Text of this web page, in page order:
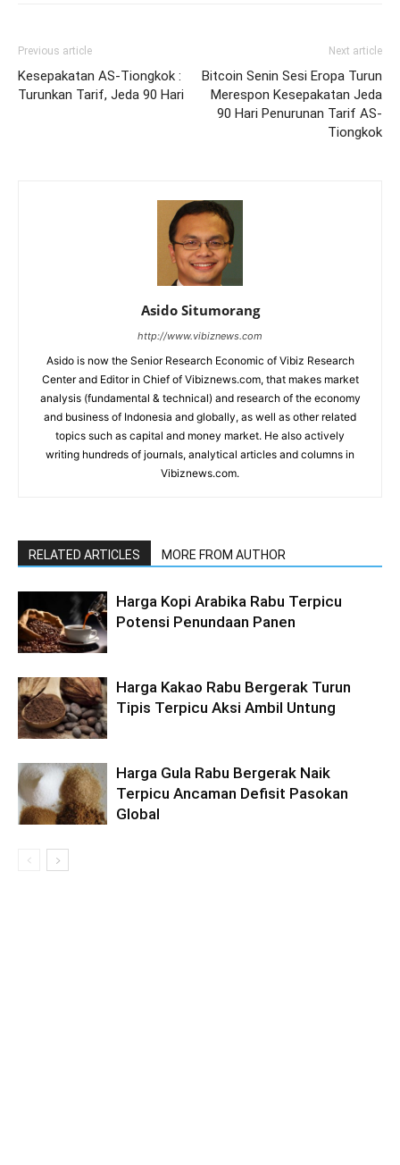
Previous article
Kesepakatan AS-Tiongkok :
Turunkan Tarif, Jeda 90 Hari
Next article
Bitcoin Senin Sesi Eropa Turun
Merespon Kesepakatan Jeda
90 Hari Penurunan Tarif AS-
Tiongkok
Asido Situmorang
http://www.vibiznews.com
Asido is now the Senior Research Economic of Vibiz Research
Center and Editor in Chief of Vibiznews.com, that makes market
analysis (fundamental & technical) and research of the economy
and business of Indonesia and globally, as well as other related
topics such as capital and money market. He also actively
writing hundreds of journals, analytical articles and columns in
Vibiznews.com.
RELATED ARTICLES MORE FROM AUTHOR
Harga Kopi Arabika Rabu Terpicu
Potensi Penundaan Panen
Harga Kakao Rabu Bergerak Turun
Tipis Terpicu Aksi Ambil Untung
Harga Gula Rabu Bergerak Naik
Terpicu Ancaman Defisit Pasokan
Global